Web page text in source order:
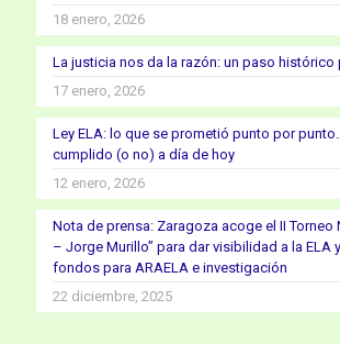
18 enero, 2026
La justicia nos da la razón: un paso histórico
17 enero, 2026
Ley ELA: lo que se prometió punto por
cumplido (o no) a día de hoy
12 enero, 2026
Nota de prensa: Zaragoza acoge el II Torneo
– Jorge Murillo” para dar visibilidad a la ELA
fondos para ARAELA e investigación
22 diciembre, 2025